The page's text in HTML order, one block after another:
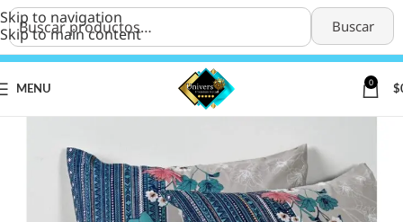
Buscar
Skip to navigation
Skip to main content
MENU
0
$